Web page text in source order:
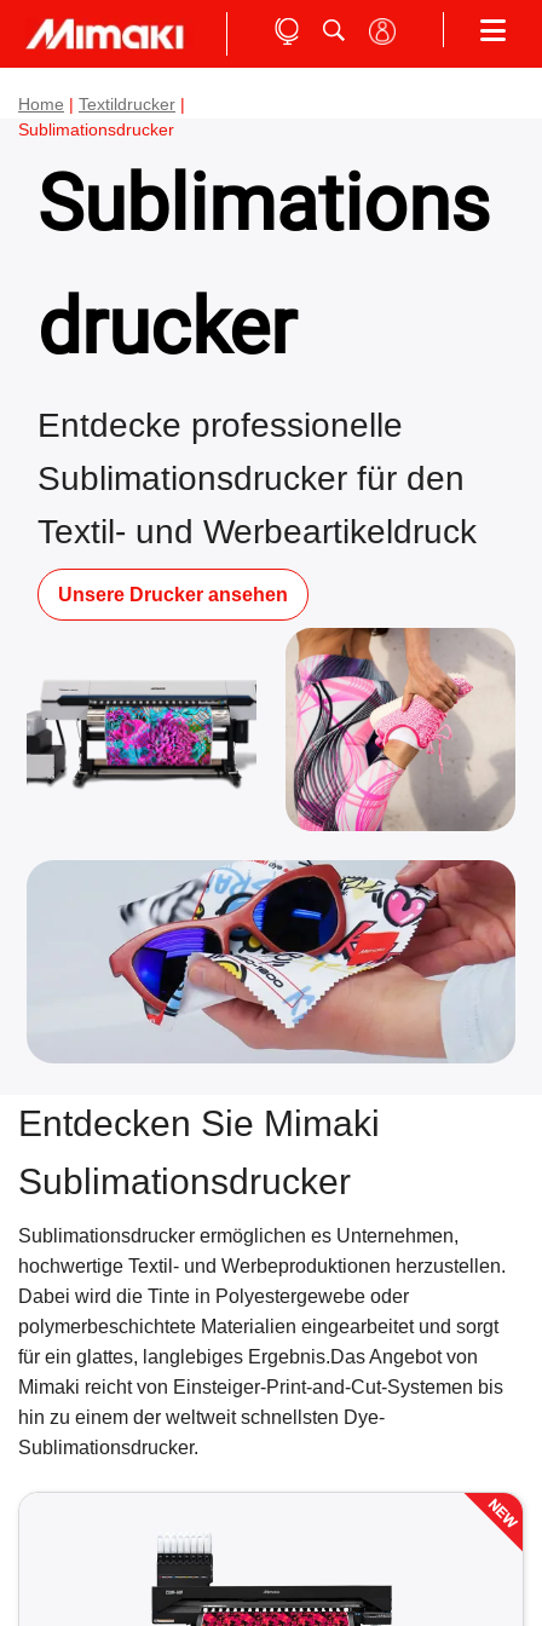
Home Textildrucker
Sublimationsdrucker
Sublimations
drucker
Entdecke professionelle
Sublimationsdrucker für den
Textil- und Werbeartikeldruck
Unsere Drucker ansehen
Entdecken Sie Mimaki
Sublimationsdrucker
Sublimationsdrucker ermöglichen es Unternehmen,
hochwertige Textil- und Werbeproduktionen herzustellen.
Dabei wird die Tinte in Polyestergewebe oder
polymerbeschichtete Materialien eingearbeitet und sorgt
für ein glattes, langlebiges Ergebnis.Das Angebot von
Mimaki reicht von Einsteiger-Print-and-Cut-Systemen bis
hin zu einem der weltweit schnellsten Dye-
Sublimationsdrucker.